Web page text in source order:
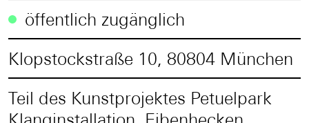
öffentlich zugänglich
Klopstockstraße 10, 80804 München
Teil des Kunstprojektes Petuelpark